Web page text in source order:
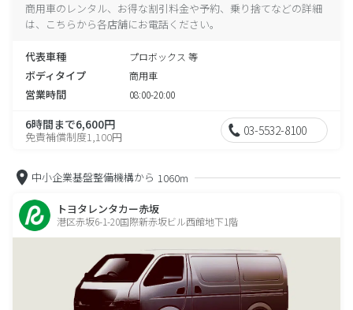
商用車のレンタル、お得な割引料金や予約、乗り捨てなどの詳細
は、こちらから各店舗にお電話ください。
代表車種 プロボックス 等
ボディタイプ 商用車
営業時間 08:00-20:00
6時間まで6,600円
免責補償制度1,100円 03-5532-8100
中小企業基盤整備機構から 1060m
トヨタレンタカー赤坂
港区赤坂6-1-20国際新赤坂ビル西館地下1階